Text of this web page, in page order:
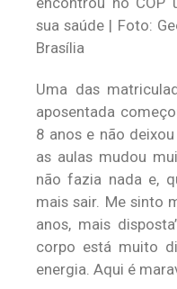
sua saúde | Foto:
Brasília
Uma das
aposentada
8 anos e não
as aulas mudou
não fazia nada e,
mais sair. Me sinto
anos, mais
corpo está muito
energia. Aqui é